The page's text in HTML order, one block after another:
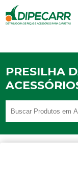
PRESILHA